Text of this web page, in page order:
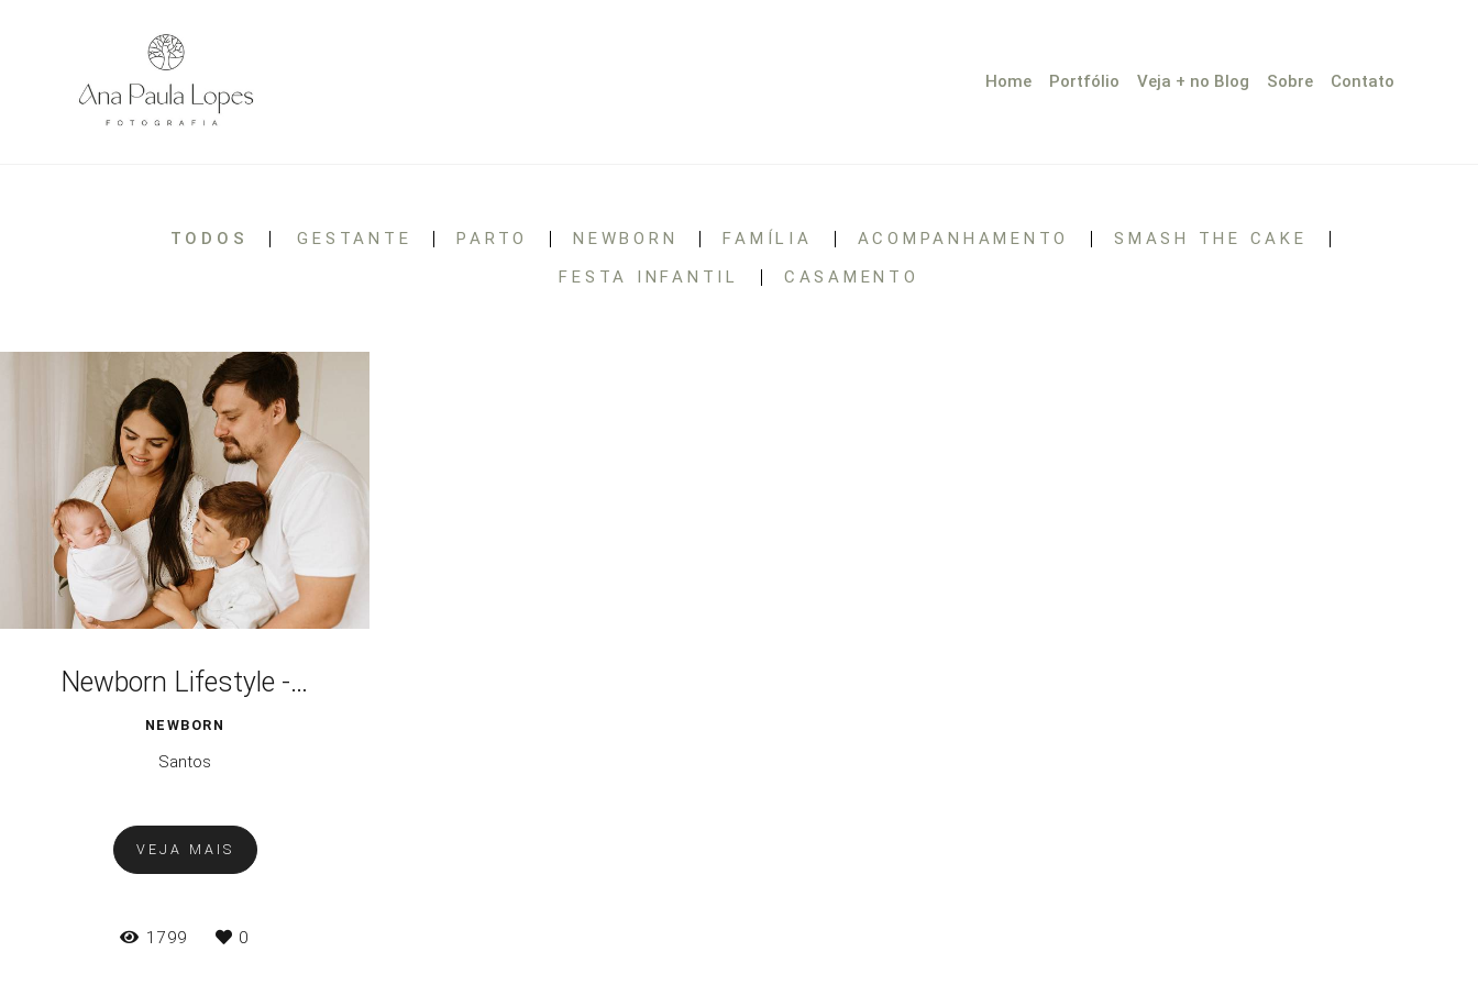
Home Portfólio Veja + no Blog Sobre Contato
TODOS GESTANTE PARTO NEWBORN FAMÍLIA ACOMPANHAMENTO
SMASH THE CAKE
FESTA INFANTIL
CASAMENTO
Newborn Lifestyle - Estúdio Santos/SP
NEWBORN
Santos
VEJA MAIS
1799 0